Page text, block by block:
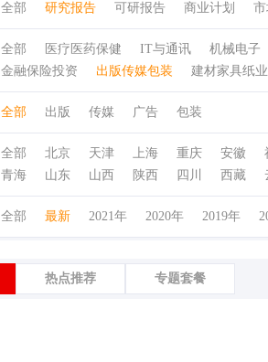
全部 研究报告 可研报告 商业计划
全部 医疗医药保健 IT与通讯 机械电子
金融保险投资
出版传媒包装 建材家具纸业
全部 出版 传媒 广告 包装
全部 北京 天津 上海 重庆 安徽
青海
山东 山西 陕西 四川 西藏
全部 最新 2021年 2020年 2019年
热点推荐 专题套餐